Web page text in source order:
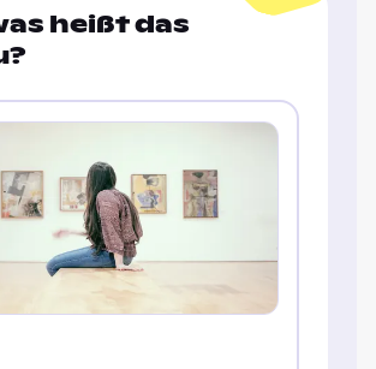
heißt das